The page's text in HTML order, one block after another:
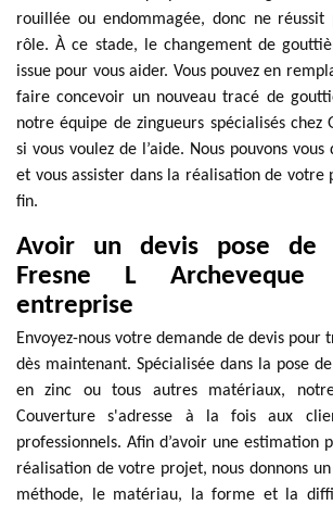
rouillée ou endommagée, donc ne réussit
rôle. À ce stade, le changement de
issue pour vous aider. Vous pouvez en
faire concevoir un nouveau tracé de
notre équipe de zingueurs spécialisés chez
si vous voulez de l’aide. Nous pouvons vous
et vous assister dans la réalisation de votre
fin.
Avoir un devis pose de
Fresne L
entreprise
Envoyez-nous votre demande de devis pour
dès maintenant. Spécialisée dans la pose
en zinc ou tous autres matériaux,
Couverture s'adresse à la fois aux
professionnels. Afin d’avoir une estimation
réalisation de votre projet, nous donnons
méthode, le matériau, la forme et la